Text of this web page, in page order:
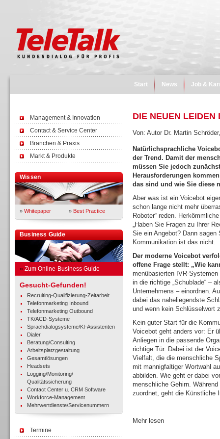
Start News Job &
Management & Innovation
Contact & Service Center
Branchen & Praxis
Markt & Produkte
Wissen
» Whitepaper » Best Practice
Business Guide
» Zum Online-Business Guide
Gesucht-Gefunden!
Recruiting-Qualifizierung-Zeitarbeit
Telefonmarketing Inbound
Telefonmarketing Outbound
TK/ACD-Systeme
Sprachdialogsysteme/KI-Assistenten
Dialer
Beratung/Consulting
Arbeitsplatzgestaltung
Gesamtlösungen
Headsets
Logging/Monitoring/
Qualitätssicherung
Contact Center u. CRM Software
Workforce-Management
Mehrwertdienste/Servicenummern
Termine
DIE NEUEN LEIDEN
Von: Autor Dr. Martin
Natürlichsprachliche
der Trend. Damit der
müssen Sie jedoch
Herausforderungen
das sind und wie Sie diese
Aber was ist ein Voicebot
schon lange nicht mehr
Roboter“ reden.
„Haben Sie Fragen zu Ihrer
Sie ein Angebot? Dann sagen
Kommunikation ist das nicht.
Der moderne Voicebot
offene Frage stellt: „Wie
menübasierten IVR-
in die richtige „Schublade“ –
Unternehmens – einordnen.
dabei das naheliegendste
und wenn kein Schlüsselwort
Kein guter Start für die
Voicebot geht anders vor: Er
Anliegen in die passende
richtige Tür. Dabei ist der
Vielfalt, die die menschliche
mit mannigfaltiger Wortwahl
abbilden. Wie geht er dabei
menschliche Gehirn.
zuordnet, geht die
Mehr lesen